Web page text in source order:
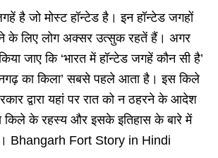
है जो मोस्ट हॉन्टेड है। इन हॉन्टेड जगहों
के लिए लोग अक्सर उत्सुक रहतें हैं। अगर
जाए कि ‘भारत में हॉन्टेड जगहें कौन सी है’
का किला’ सबसे पहले आता है। इस किले
द्वारा यहां पर रात को न ठहरने के आदेश
किले के रहस्य और इसके इतिहास के बारे में
Bhangarh Fort Story in Hindi